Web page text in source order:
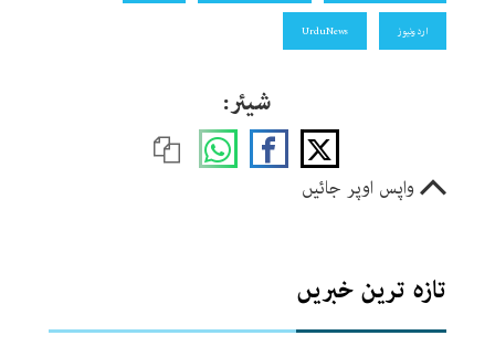
اردونیوز UrduNews
شیئر:
واپس اوپر جائیں
تازہ ترین خبریں